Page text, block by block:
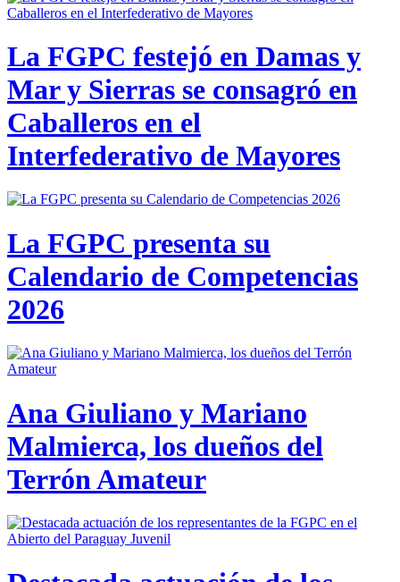
La FGPC festejó en Damas y
Mar y Sierras se consagró en
Caballeros en el
Interfederativo de Mayores
La FGPC presenta su
Calendario de Competencias
2026
Ana Giuliano y Mariano
Malmierca, los dueños del
Terrón Amateur